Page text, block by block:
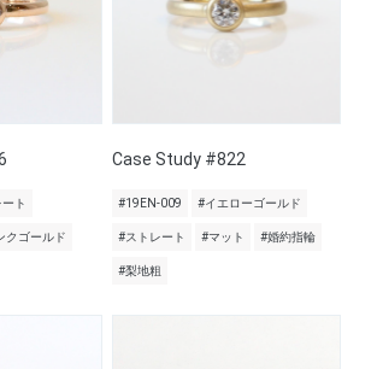
ト
クゴールド
Case Study #822
#19EN-009 #イエローゴールド
#ストレート #マット #婚約指輪
#梨地粗